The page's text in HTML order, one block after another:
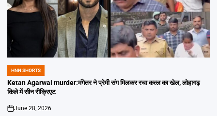
POSTED
IN
HNN SHORTS
Ketan Agarwal murder:मंगेतर ने प्रेमी संग मिलकर रचा कत्ल का खेल, लोहागढ़
किले में सीन रीक्रिएट
on
June 28, 2026